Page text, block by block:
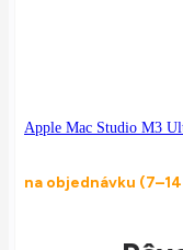
na objednávku